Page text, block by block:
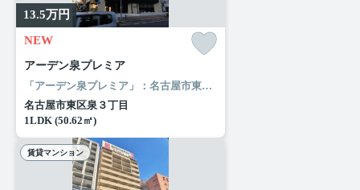
13.5万円
NEW
アーデン泉プレミア
「アーデン泉プレミア」：名古屋市東区エリアの新居にピッタリ。ローソン 東区泉三丁目店まで徒歩3分と近場にコンビニがあるのもポイント。風通しが良好なので、夏も涼しい風がはいってきます。名古屋市東区や名古屋市営桜通線高岳付近でのお部屋探しは当社にお任せください。お気に入りのお部屋で快適な新生活を始めましょう。
名古屋市東区泉３丁目
1LDK (50.62㎡)
賃貸マンション